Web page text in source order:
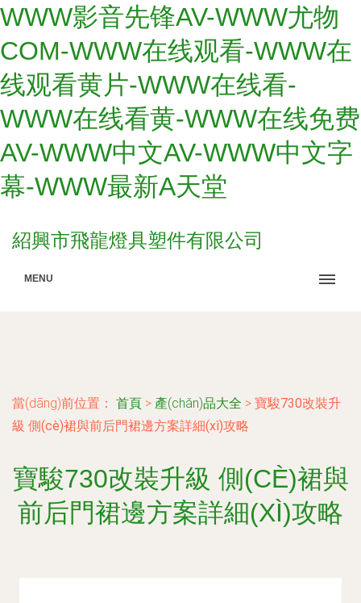
WWW影音先锋AV-WWW尤物
COM-WWW在线观看-WWW在
线观看黄片-WWW在线看-
WWW在线看黄-WWW在线免费
AV-WWW中文AV-WWW中文字
幕-WWW最新A天堂
紹興市飛龍燈具塑件有限公司
MENU
當(dāng)前位置： 首頁 > 產(chǎn)品大全 > 寶駿730改裝升
級 側(cè)裙與前后門裙邊方案詳細(xì)攻略
寶駿730改裝升級 側(CÈ)裙與
前后門裙邊方案詳細(XÌ)攻略